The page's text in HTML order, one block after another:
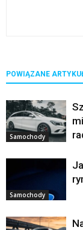
POWIĄZANE
Samochody
Samochody